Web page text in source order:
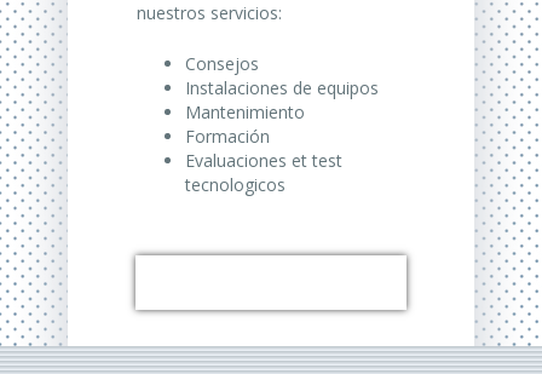
nuestros servicios:
Consejos
Instalaciones de equipos
Mantenimiento
Formación
Evaluaciones et test
tecnologicos